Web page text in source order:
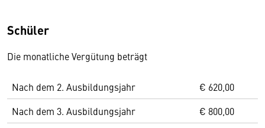
Schüler
Die monatliche Vergütung beträgt
Nach dem 2. Ausbildungsjahr
€ 620,00
Nach dem 3. Ausbildungsjahr
€ 800,00